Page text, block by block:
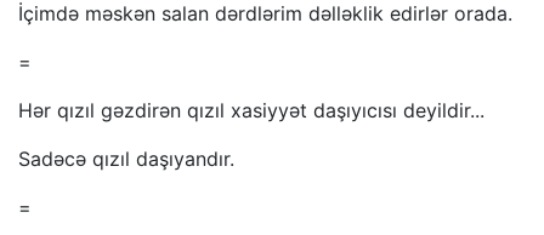
İçimdə məskən salan dərdlərim dəlləklik edirlər orada.
=
Hər qızıl gəzdirən qızıl xasiyyət daşıyıcısı deyildir...
Sadəcə qızıl daşıyandır.
=